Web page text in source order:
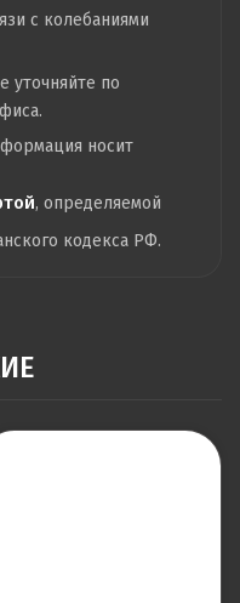
с колебаниями
уточняйте по
носит
, определяемой
кодекса РФ.